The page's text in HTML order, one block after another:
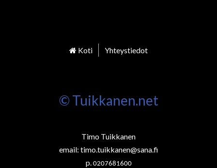
Koti Yhteystiedot
© Tuikkanen.net
Timo Tuikkanen
email: timo.tuikkanen@sana.fi
p. 0207681600